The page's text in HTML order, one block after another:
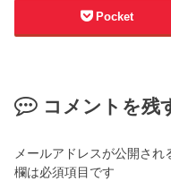
Pocket
コメントを残
メールアドレスが公開され
欄は必須項目です